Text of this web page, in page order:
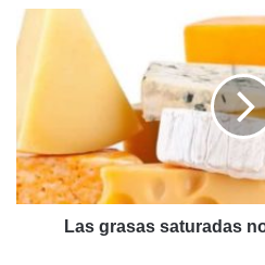
Las
grasas
saturadas
no
afectan
corazón
Las grasas saturadas